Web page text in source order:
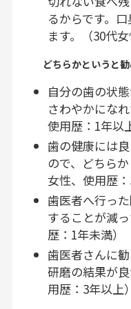
るからです。
ます。（30代
どちらかというと
自分の歯の状
さわやかにな
使用歴：1年以
歯の健康には
ので、どちら
女性、使用歴：
歯医者へ行っ
することが減
歴：1年未満）
歯医者さんに
研磨の結果が
用歴：3年以上）